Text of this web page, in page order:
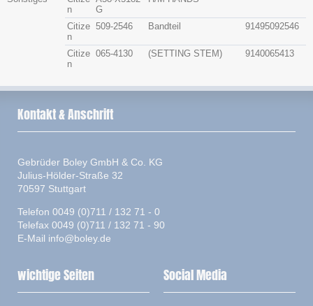
n
G
Citize
n
509-2546 Bandteil 91495092546
Citize
n
065-4130 (SETTING STEM) 9140065413
Kontakt & Anschrift
Gebrüder Boley GmbH & Co. KG
Julius-Hölder-Straße 32
70597 Stuttgart
Telefon 0049 (0)711 / 132 71 - 0
Telefax 0049 (0)711 / 132 71 - 90
E-Mail info@boley.de
wichtige Seiten Social Media